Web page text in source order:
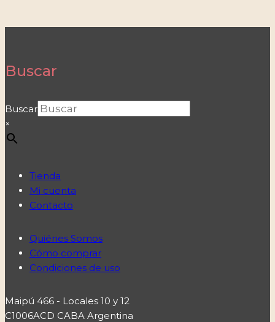
Buscar
Buscar
×
Tienda
Mi cuenta
Contacto
Quiénes Somos
Cómo comprar
Condiciones de uso
Maipú 466 - Locales 10 y 12
C1006ACD CABA Argentina